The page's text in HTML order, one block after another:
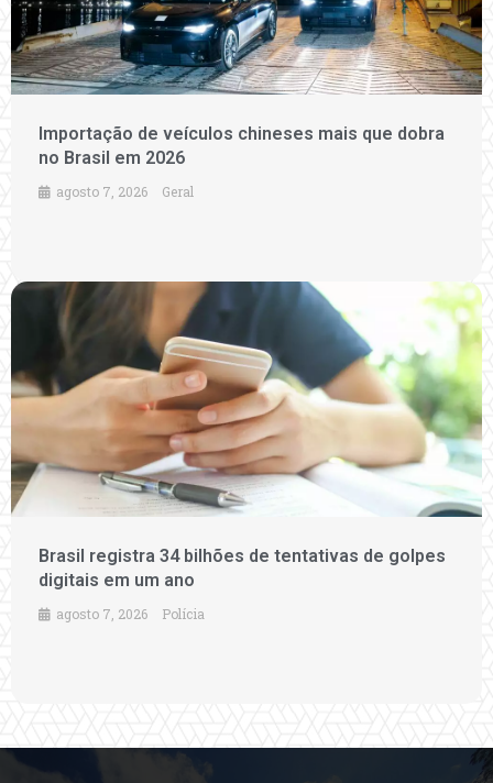
Importação de veículos chineses mais que dobra
no Brasil em 2026
agosto 7, 2026 Geral
Brasil registra 34 bilhões de tentativas de golpes
digitais em um ano
agosto 7, 2026 Polícia